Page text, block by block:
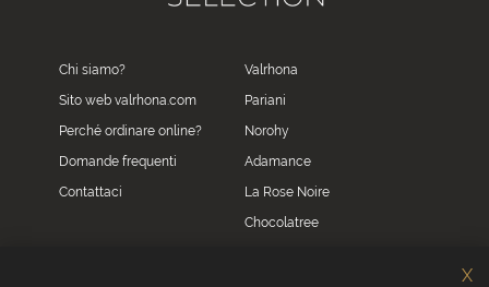
Chi siamo?
Sito web valrhona.com
Perché ordinare online?
Domande frequenti
Contattaci
Valrhona
Pariani
Norohy
Adamance
La Rose Noire
Chocolatree
X